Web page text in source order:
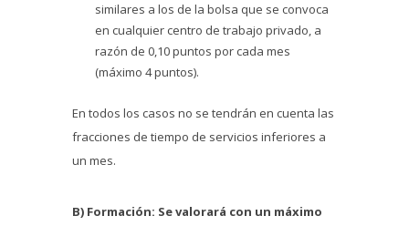
similares a los de la bolsa que se convoca
en cualquier centro de trabajo privado, a
razón de 0,10 puntos por cada mes
(máximo 4 puntos).
En todos los casos no se tendrán en cuenta las
fracciones de tiempo de servicios inferiores a
un mes.
B) Formación: Se valorará con un máximo